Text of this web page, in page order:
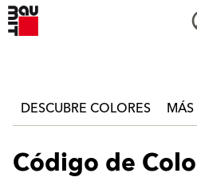
DESCUBRE COLORES MÁS
Código de